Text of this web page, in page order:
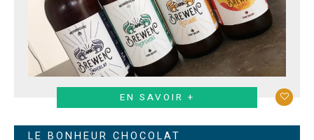
EN SAVOIR +
LE BONHEUR CHOCOLAT